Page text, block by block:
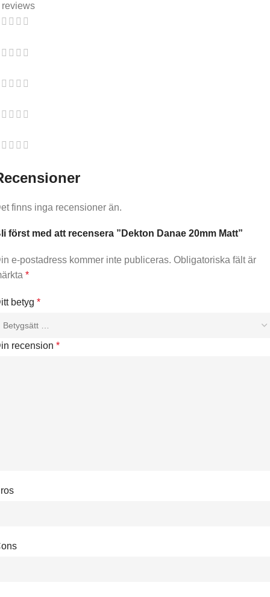
reviews
finns inga recensioner än.
först med att recensera ”Dekton Danae 20mm Matt”
e-postadress kommer inte publiceras. Obligatoriska fält är
*
betyg *
recension *